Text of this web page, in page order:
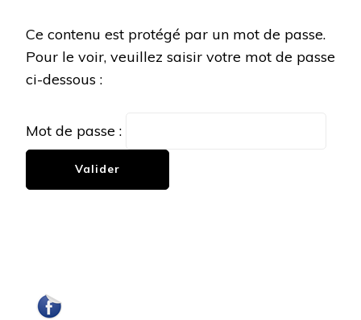
Ce contenu est protégé par un mot de passe.
Pour le voir, veuillez saisir votre mot de passe
ci-dessous :
Mot de passe :